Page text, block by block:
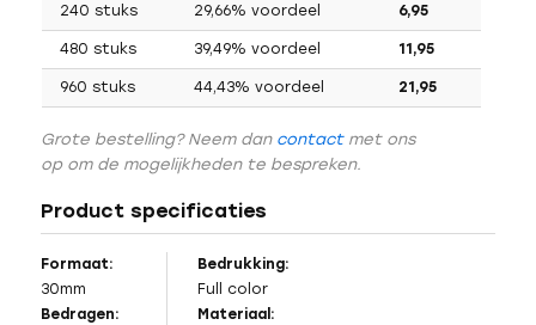
240 stuks 29,66% voordeel 6,95
480 stuks 39,49% voordeel 11,95
960 stuks 44,43% voordeel 21,95
Grote bestelling? Neem dan contactmet ons
op om de mogelijkheden te bespreken.
Product specificaties
Formaat:
30mm
Bedragen:
Bedrukking:
Full color
Materiaal: